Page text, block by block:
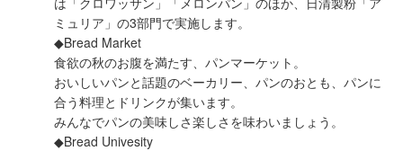
ミュリア」の3部門で実施します。
◆Bread Market
食欲の秋のお腹を満たす、パンマーケット。
おいしいパンと話題のベーカリー、パンのおとも、パンに
合う料理とドリンクが集います。
みんなでパンの美味しさ楽しさを味わいましょう。
◆Bread Univesity